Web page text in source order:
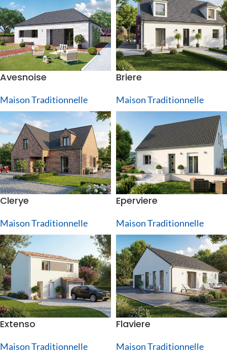
Avesnoise
Maison Traditionnelle
Briere
Maison Traditionnelle
Clerye
Maison Traditionnelle
Eperviere
Maison Traditionnelle
Extenso
Maison Traditionnelle
Flaviere
Maison Traditionnelle